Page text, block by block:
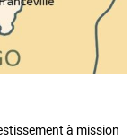
à mission